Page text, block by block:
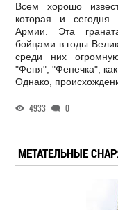
Всем хорошо
которая и сегодня
Армии. Эта
бойцами в годы
среди них
"Феня", "Фенечка",
Однако,
4933 0
МЕТАТЕЛЬНЫЕ